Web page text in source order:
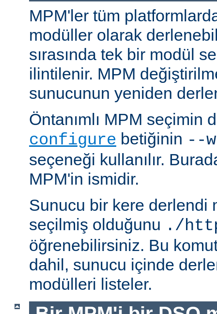
MPM'ler tüm
modüller olarak
sırasında tek bir modül
ilintilenir. MPM
sunucunun yeniden
Öntanımlı MPM seçimin
configure betiğinin --
seçeneği kullanılır.
MPM'in ismidir.
Sunucu bir kere derlendi
seçilmiş olduğunu ./
öğrenebilirsiniz. Bu
dahil, sunucu içinde
modülleri listeler.